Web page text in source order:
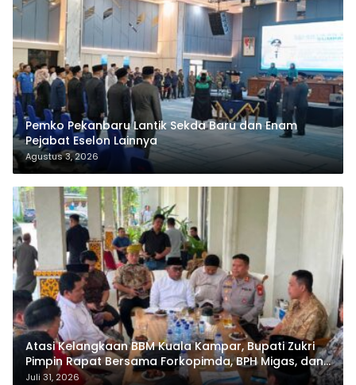
Pemko Pekanbaru Lantik Sekda Baru dan Enam
Pejabat Eselon Lainnya
Agustus 3, 2026
Atasi Kelangkaan BBM Kuala Kampar, Bupati Zukri
Pimpin Rapat Bersama Forkopimda, BPH Migas, dan
Pertamina
Juli 31, 2026